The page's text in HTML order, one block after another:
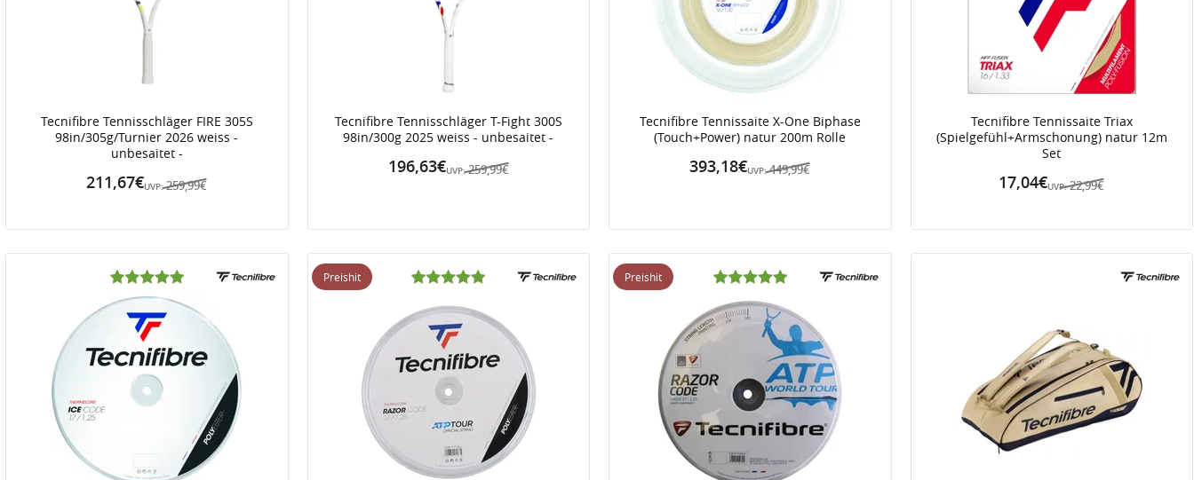
Tecnifibre Tennisschläger FIRE 305S
98in/305g/Turnier 2026 weiss -
unbesaitet -
UVP: 259,99€
211,67€
Tecnifibre Tennisschläger T-Fight 300S
98in/300g 2025 weiss - unbesaitet -
UVP: 259,99€
196,63€
Tecnifibre Tennissaite X-One Biphase
(Touch+Power) natur 200m Rolle
UVP: 449,99€
393,18€
Tecnifibre Tennissaite Triax
(Spielgefühl+Armschonung) natur 12m
Set
UVP: 22,99€
17,04€
Preishit Preishit